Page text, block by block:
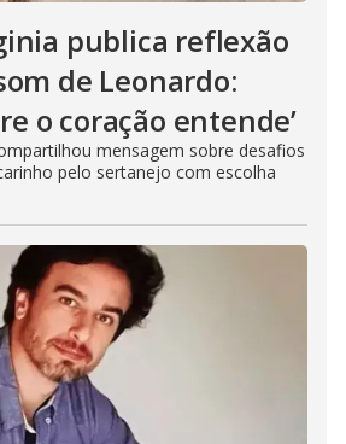
publica reflexão
de Leonardo:
o coração entende’
mensagem sobre desafios
pelo sertanejo com escolha